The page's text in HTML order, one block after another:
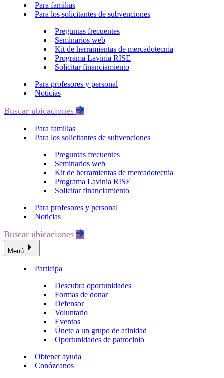
Para familias
Para los solicitantes de subvenciones
Preguntas frecuentes
Seminarios web
Kit de herramientas de mercadotecnia
Programa Lavinia RISE
Solicitar financiamiento
Para profesores y personal
Noticias
Buscar ubicaciones
Para familias
Para los solicitantes de subvenciones
Preguntas frecuentes
Seminarios web
Kit de herramientas de mercadotecnia
Programa Lavinia RISE
Solicitar financiamiento
Para profesores y personal
Noticias
Buscar ubicaciones
Menú
Participa
Descubra oportunidades
Formas de donar
Defensor
Voluntario
Eventos
Únete a un grupo de afinidad
Oportunidades de patrocinio
Obtener ayuda
Conózcanos